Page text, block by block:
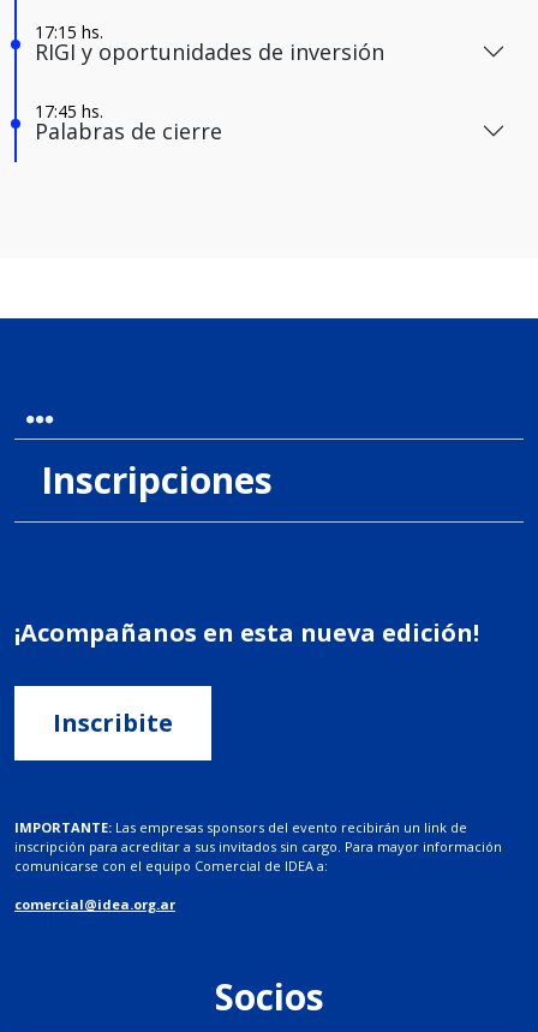
RIGI y oportunidades de inversión
Palabras de cierre
Inscripciones
¡Acompañanos en esta nueva edición!
Inscribite
IMPORTANTE: Las empresas sponsors del evento recibirán un link de
inscripción para acreditar a sus invitados sin cargo. Para mayor información
comunicarse con el equipo Comercial de IDEA a:
comercial@idea.org.ar
Socios